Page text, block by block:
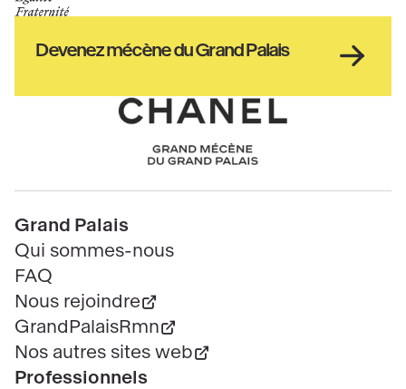
la
Haut
de
Devenez mécène du Grand Palais
Chanel
Pied
de
page
Grand Palais
Qui sommes-nous
FAQ
Nous rejoindre
GrandPalaisRmn
Nos autres sites web
Professionnels